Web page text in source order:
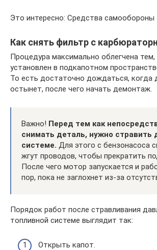
Это интересно: Средства самообороны
Как снять фильтр с
Процедура максимально облегчена
установлен в подкапотном
То есть достаточно дождаться, когда
остынет, после чего начать демонтаж.
Важно! Перед тем как
снимать деталь, нужно стравить
системе. Для этого с бензонасоса
жгут проводов, чтобы прекратить
После чего мотор запускается и
пор, пока не заглохнет из-за
Порядок работ после стравливания
топливной системе выглядит так:
Открыть капот.